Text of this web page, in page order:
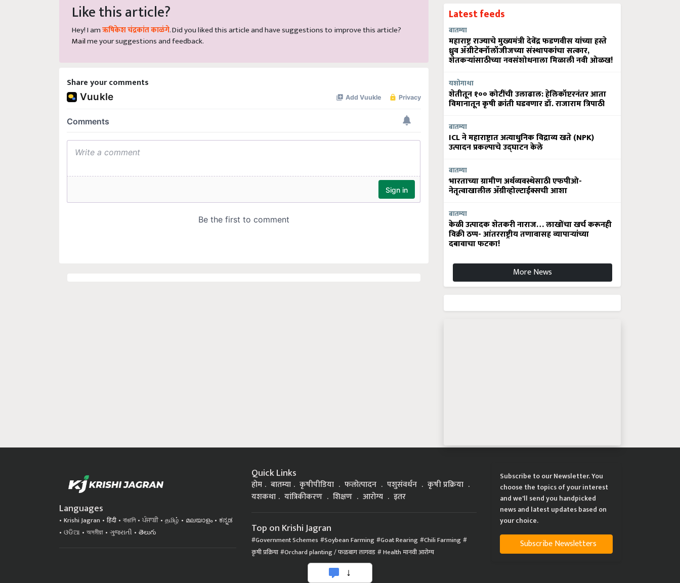
Like this article?
Hey! I amऋषिकेश चंद्रकांत काळंगे. Did you liked this article and have suggestions to improve this article?
Mailme your suggestions and feedback.
Share your comments
Latest feeds
बातम्या
महाराष्ट्र राज्याचे मुख्यमंत्री देवेंद्र फडणवीस यांच्या हस्ते
ध्रुव ॲग्रीटेक्नॉलॉजीजच्या संस्थापकांचा सत्कार,
शेतकऱ्यांसाठीच्या नवसंशोधनाला मिळाली नवी ओळख!
यशोगाथा
शेतीतून १०० कोटींची उलाढाल: हेलिकॉप्टरनंतर आता
विमानातून कृषी क्रांती घडवणार डॉ. राजाराम त्रिपाठी
बातम्या
ICL ने महाराष्ट्रात अत्याधुनिक विद्राव्य खते (NPK)
उत्पादन प्रकल्पाचे उद्घाटन केले
बातम्या
भारताच्या ग्रामीण अर्थव्यवस्थेसाठी एफपीओ-
नेतृत्वाखालील अ‍ॅग्रीव्होल्टाईक्सची आशा
बातम्या
केळी उत्पादक शेतकरी नाराज… लाखोंचा खर्च करूनही
विक्री ठप्प- आंतरराष्ट्रीय तणावासह व्यापाऱ्यांच्या
दबावाचा फटका!
More News
Languages
Krishi Jagran हिंदी বাঙালি ਪੰਜਾਬੀ தமிழ் മലയാളം
ಕನ್ನಡ
ଓଡିଆ
অসমীয়া ગુજરાતી తెలుగు
Quick Links
होम बातम्या कृषीपीडिया फलोत्पादन पशुसंवर्धन
कृषी प्रक्रिया
यशकथा
यांत्रिकीकरण शिक्षण आरोग्य इतर
Top on Krishi Jagran
Government Schemes Soybean Farming Goat Rearing Chili Farming
कृषी प्रक्रिया Orchard planting / फळबाग लागवड Health मानवी आरोग्य
Subscribe to our Newsletter. You
choose the topics of your interest
and we'll send you handpicked
news and latest updates based on
your choice.
Subscribe Newsletters